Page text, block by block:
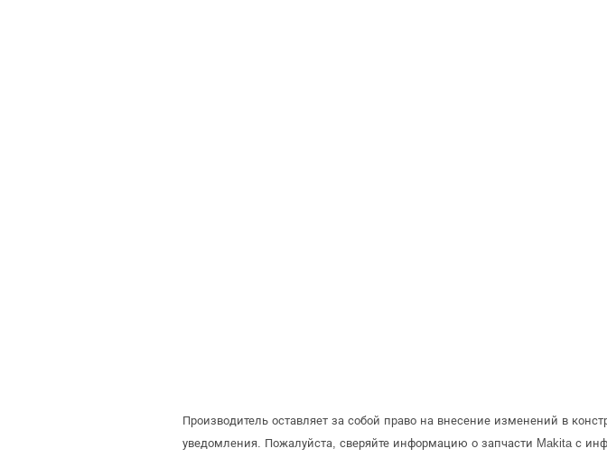
Производитель оставляет за собой право на внесение изменений в
уведомления. Пожалуйста, сверяйте информацию о запчасти Makita с